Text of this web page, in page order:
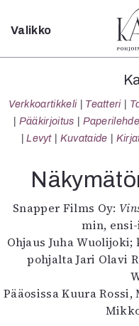
Sulje
Valikko
Verkkoartikkeli Teatteri
Pääkirjoitus
Levyt
Kuvataide
Snapper Films Oy:
min, ensi-
Ohjaus Juha
pohjalta Jari Olavi
Pääosissa Kuura